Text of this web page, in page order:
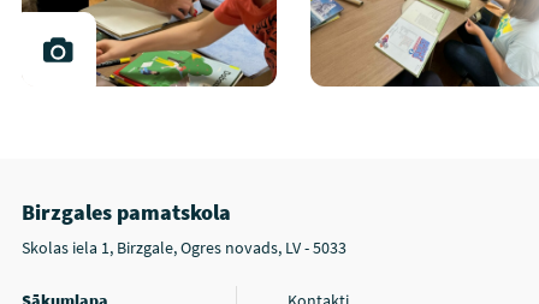
Birzgales pamatskola
Skolas iela 1, Birzgale, Ogres novads, LV - 5033